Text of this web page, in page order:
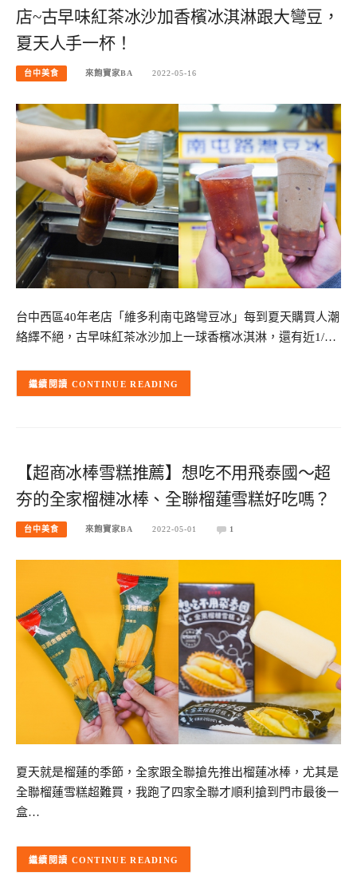
店~古早味紅茶冰沙加香檳冰淇淋跟大彎豆，
夏天人手一杯！
台中美食 來飽寶家BA 2022-05-16
台中西區40年老店「維多利南屯路彎豆冰」每到夏天購買人潮
絡繹不絕，古早味紅茶冰沙加上一球香檳冰淇淋，還有近1/…
CONTINUE READING
【超商冰棒雪糕推薦】想吃不用飛泰國～超
夯的全家榴槤冰棒、全聯榴蓮雪糕好吃嗎？
台中美食 來飽寶家BA 2022-05-01 1
夏天就是榴蓮的季節，全家跟全聯搶先推出榴蓮冰棒，尤其是
全聯榴蓮雪糕超難買，我跑了四家全聯才順利搶到門市最後一
盒…
CONTINUE READING